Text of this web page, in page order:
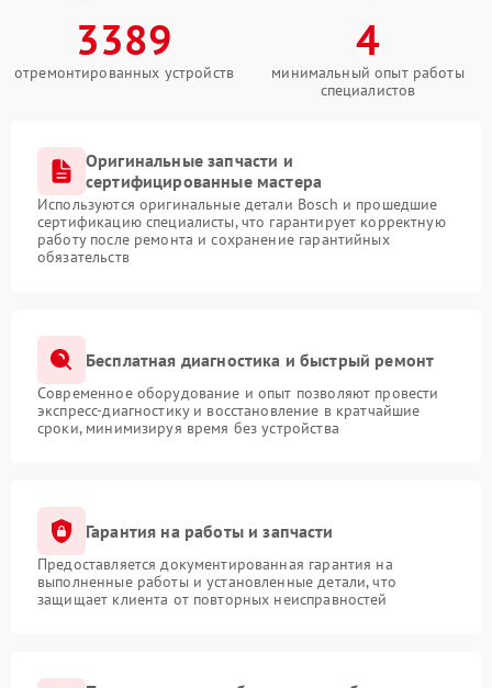
3389
отремонтированных устройств
4
минимальный опыт работы
специалистов
Оригинальные запчасти и
сертифицированные мастера
Используются оригинальные детали Bosch и прошедшие
сертификацию специалисты, что гарантирует корректную
работу после ремонта и сохранение гарантийных
обязательств
Бесплатная диагностика и быстрый ремонт
Современное оборудование и опыт позволяют провести
экспресс-диагностику и восстановление в кратчайшие
сроки, минимизируя время без устройства
Гарантия на работы и запчасти
Предоставляется документированная гарантия на
выполненные работы и установленные детали, что
защищает клиента от повторных неисправностей